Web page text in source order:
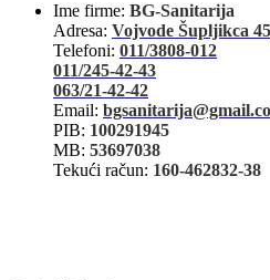
Ime firme: BG-Sanitarija
Adresa: Vojvode Šupljikca 45
Telefoni: 011/3808-012
011/245-42-43
063/21-42-42
Email:
PIB: 100291945
MB: 53697038
Tekući račun: 160-462832-38